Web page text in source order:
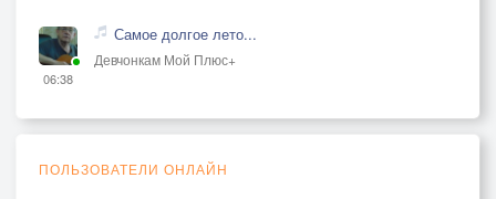
06:38
Самое долгое лето...
Девчонкам Мой Плюс+
ПОЛЬЗОВАТЕЛИ ОНЛАЙН